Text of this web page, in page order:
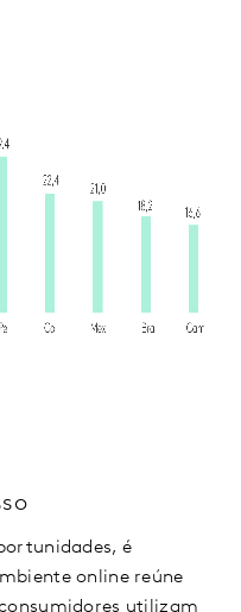
é
online reúne
utilizam